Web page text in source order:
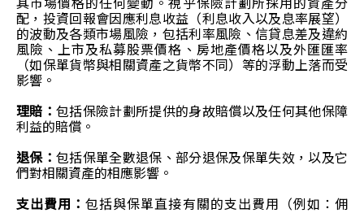
其市場價格的任何變動。視乎保險計劃所採用的資產分
配，投資回報會因應利息收益（利息收入以及息率展望）
的波動及各類市場風險，包括利率風險、信貸息差及違約
風險、上市及私募股票價格、房地產價格以及外匯匯率
（如保單貨幣與相關資產之貨幣不同）等的浮動上落而受
影響。
理賠： 包括保險計劃所提供的身故賠償以及任何其他保障
利益的賠償。
退保： 包括保單全數退保、部分退保及保單失效，以及它
們對相關資產的相應影響。
支出費用：包括與保單直接有關的支出費用（例如：佣